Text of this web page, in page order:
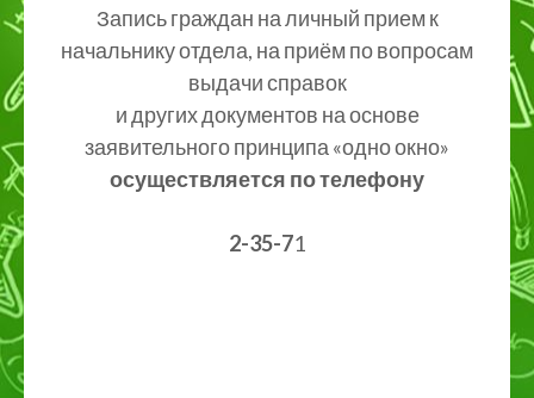
Запись граждан на личный прием к
начальнику отдела, на приём по вопросам
выдачи справок
и других документов на основе
заявительного принципа «одно окно»
осуществляется по телефону
2-35-71